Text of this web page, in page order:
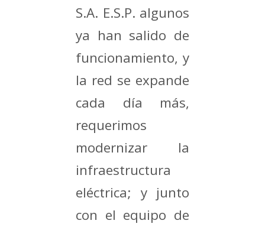
S.A. E.S.P. algunos
ya han salido de
funcionamiento, y
la red se expande
cada día más,
requerimos
modernizar la
infraestructura
eléctrica; y junto
con el equipo de